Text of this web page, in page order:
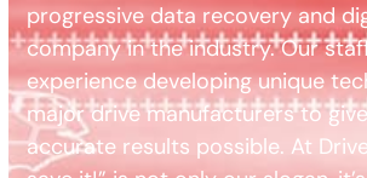
progressive data recovery and
company in the industry. Our
experience developing unique
major drive manufacturers to
accurate results possible. At